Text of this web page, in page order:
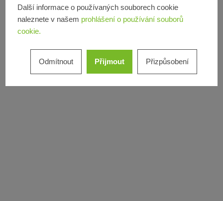
Další informace o používaných souborech cookie
naleznete v našem prohlášení o používání souborů
cookie.
Odmítnout Přijmout Přizpůsobení